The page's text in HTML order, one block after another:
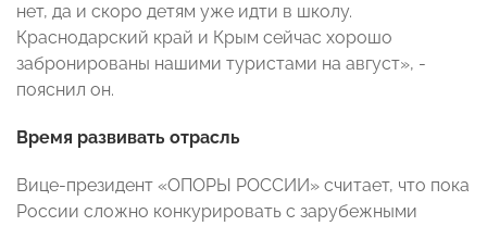
нет, да и скоро детям уже идти в школу.
Краснодарский край и Крым сейчас хорошо
забронированы нашими туристами на август», -
пояснил он.
Время развивать отрасль
Вице-президент «ОПОРЫ РОССИИ» считает, что пока
России сложно конкурировать с зарубежными